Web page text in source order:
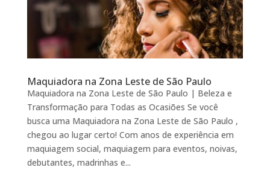
Maquiadora na Zona Leste de São Paulo
Maquiadora na Zona Leste de São Paulo | Beleza e
Transformação para Todas as Ocasiões Se você
busca uma Maquiadora na Zona Leste de São Paulo ,
chegou ao lugar certo! Com anos de experiência em
maquiagem social, maquiagem para eventos, noivas,
debutantes, madrinhas e...